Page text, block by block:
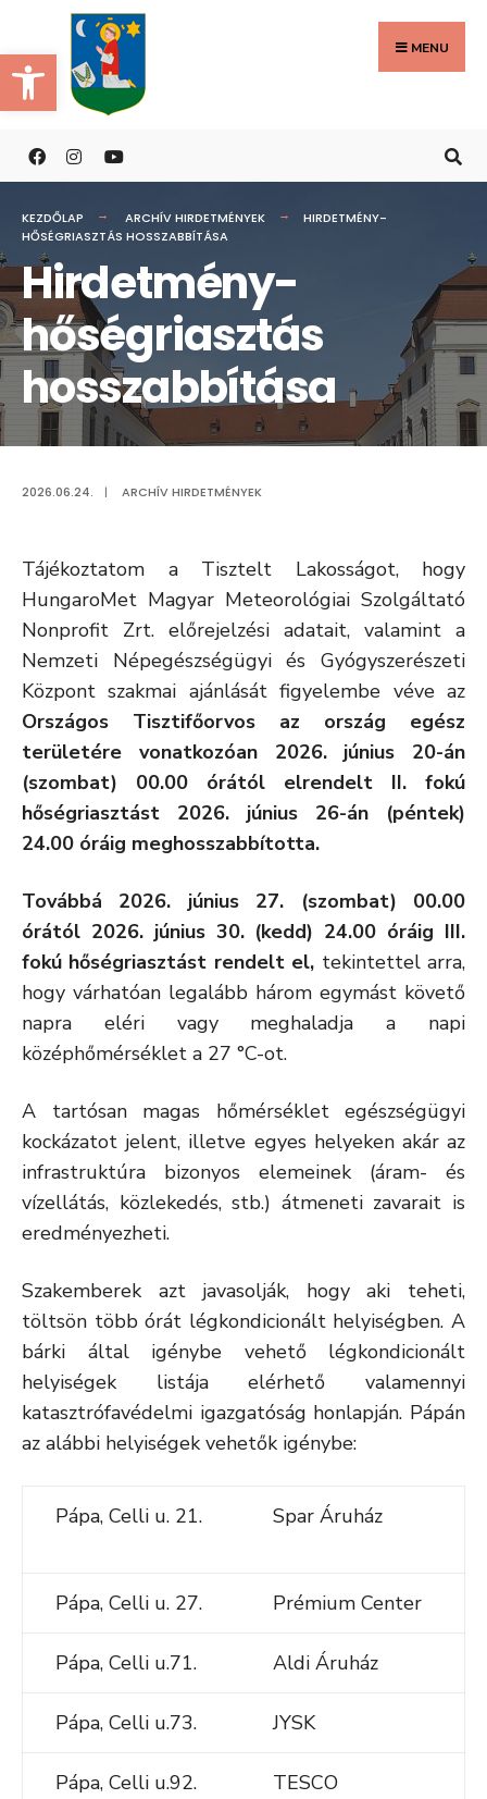
Eszköztár megnyitása
to
content
MENU
KEZDŐLAP ARCHÍV HIRDETMÉNYEK
HIRDETMÉNY-
HŐSÉGRIASZTÁS HOSSZABBÍTÁSA
Hirdetmény-
hőségriasztás
hosszabbítása
2026.06.24. | ARCHÍV HIRDETMÉNYEK
Tájékoztatom a Tisztelt Lakosságot, hogy
HungaroMet Magyar Meteorológiai Szolgáltató
Nonprofit Zrt. előrejelzési adatait, valamint a
Nemzeti Népegészségügyi és Gyógyszerészeti
Központ szakmai ajánlását figyelembe véve az
Országos Tisztifőorvos az ország egész
területére vonatkozóan 2026. június 20-án
(szombat) 00.00 órától elrendelt II. fokú
hőségriasztást 2026. június 26-án (péntek)
24.00 óráig meghosszabbította.
Továbbá 2026. június 27. (szombat) 00.00
órától 2026. június 30. (kedd) 24.00 óráig III.
fokú hőségriasztást rendelt el, tekintettel arra,
hogy várhatóan legalább három egymást követő
napra eléri vagy meghaladja a napi
középhőmérséklet a 27 °C-ot.
A tartósan magas hőmérséklet egészségügyi
kockázatot jelent, illetve egyes helyeken akár az
infrastruktúra bizonyos elemeinek (áram- és
vízellátás, közlekedés, stb.) átmeneti zavarait is
eredményezheti.
Szakemberek azt javasolják, hogy aki teheti,
töltsön több órát légkondicionált helyiségben. A
bárki által igénybe vehető légkondicionált
helyiségek listája elérhető valamennyi
katasztrófavédelmi igazgatóság honlapján. Pápán
az alábbi helyiségek vehetők igénybe:
Pápa, Celli u. 21. Spar Áruház
Pápa, Celli u. 27. Prémium Center
Pápa, Celli u.71. Aldi Áruház
Pápa, Celli u.73. JYSK
Pápa, Celli u.92. TESCO
Search